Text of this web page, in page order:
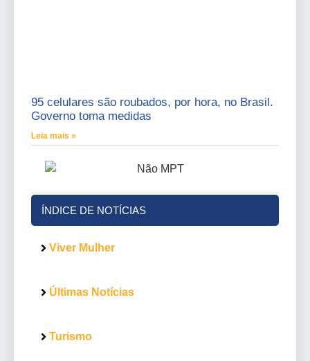
95 celulares são roubados, por hora, no Brasil.
Governo toma medidas
Leia mais »
ÍNDICE DE NOTÍCIAS
Viver Mulher
Últimas Notícias
Turismo